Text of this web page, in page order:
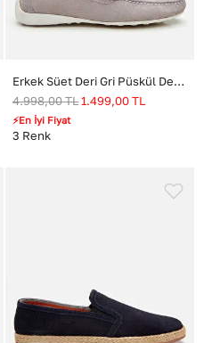
Erkek Süet Deri Gri Püskül Detaylı Günlük Loafer
4.998,00TL1.499,00 TL
⚡En İyi Fiyat
3 Renk